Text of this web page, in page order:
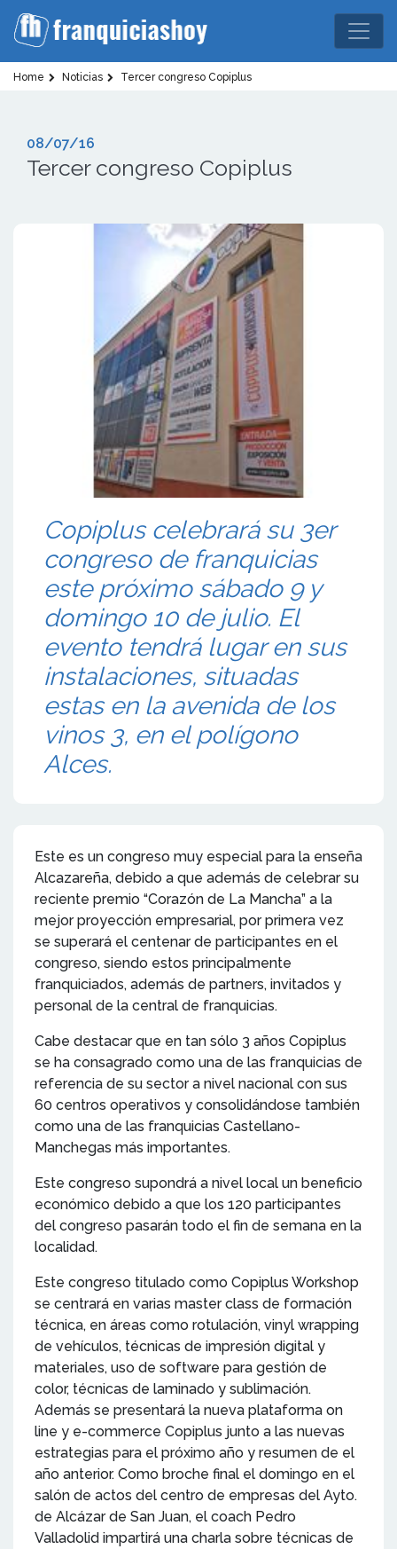
Home Noticias Tercer congreso Copiplus
08/07/16
Tercer congreso Copiplus
Copiplus celebrará su 3er
congreso de franquicias
este próximo sábado 9 y
domingo 10 de julio. El
evento tendrá lugar en sus
instalaciones, situadas
estas en la avenida de los
vinos 3, en el polígono
Alces.
Este es un congreso muy especial para la enseña
Alcazareña, debido a que además de celebrar su
reciente premio “Corazón de La Mancha” a la
mejor proyección empresarial, por primera vez
se superará el centenar de participantes en el
congreso, siendo estos principalmente
franquiciados, además de partners, invitados y
personal de la central de franquicias.
Cabe destacar que en tan sólo 3 años Copiplus
se ha consagrado como una de las franquicias de
referencia de su sector a nivel nacional con sus
60 centros operativos y consolidándose también
como una de las franquicias Castellano-
Manchegas más importantes.
Este congreso supondrá a nivel local un beneficio
económico debido a que los 120 participantes
del congreso pasarán todo el fin de semana en la
localidad.
Este congreso titulado como Copiplus Workshop
se centrará en varias master class de formación
técnica, en áreas como rotulación, vinyl wrapping
de vehículos, técnicas de impresión digital y
materiales, uso de software para gestión de
color, técnicas de laminado y sublimación.
Además se presentará la nueva plataforma on
line y e-commerce Copiplus junto a las nuevas
estrategias para el próximo año y resumen de el
año anterior. Como broche final el domingo en el
salón de actos del centro de empresas del Ayto.
de Alcázar de San Juan, el coach Pedro
Valladolid impartirá una charla sobre técnicas de